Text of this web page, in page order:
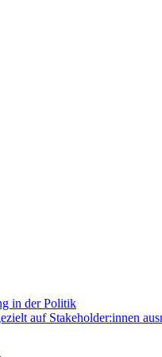
in der Politik
auf Stakeholder:innen